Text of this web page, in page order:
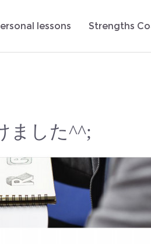
lessons Strengths
ました^^;